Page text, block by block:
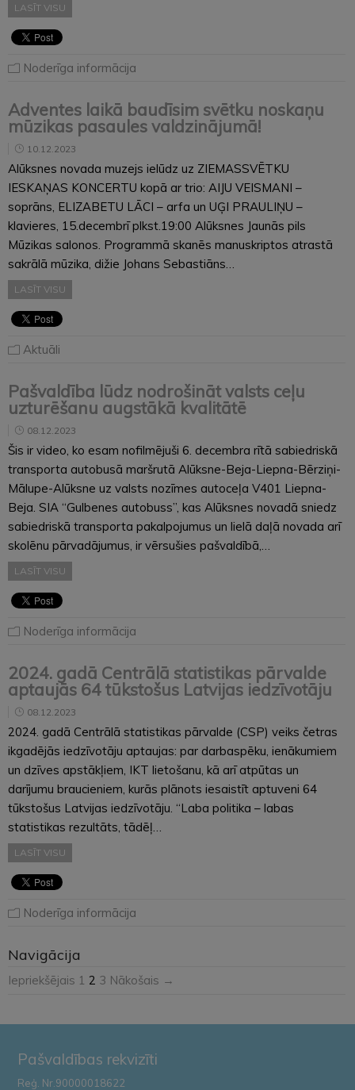
LASĪT VISU
Noderīga informācija
Adventes laikā baudīsim svētku noskaņu
mūzikas pasaules valdzinājumā!
10.12.2023
Alūksnes novada muzejs ielūdz uz ZIEMASSVĒTKU
IESKAŅAS KONCERTU kopā ar trio: AIJU VEISMANI –
soprāns, ELIZABETU LĀCI – arfa un UĢI PRAULIŅU –
klavieres, 15.decembrī plkst.19:00 Alūksnes Jaunās pils
Mūzikas salonos. Programmā skanēs manuskriptos atrastā
sakrālā mūzika, dižie Johans Sebastiāns…
LASĪT VISU
Aktuāli
Pašvaldība lūdz nodrošināt valsts ceļu
uzturēšanu augstākā kvalitātē
08.12.2023
Šis ir video, ko esam nofilmējuši 6. decembra rītā sabiedriskā
transporta autobusā maršrutā Alūksne-Beja-Liepna-Bērziņi-
Mālupe-Alūksne uz valsts nozīmes autoceļa V401 Liepna-
Beja. SIA “Gulbenes autobuss”, kas Alūksnes novadā sniedz
sabiedriskā transporta pakalpojumus un lielā daļā novada arī
skolēnu pārvadājumus, ir vērsušies pašvaldībā,…
LASĪT VISU
Noderīga informācija
2024. gadā Centrālā statistikas pārvalde
aptaujās 64 tūkstošus Latvijas iedzīvotāju
08.12.2023
2024. gadā Centrālā statistikas pārvalde (CSP) veiks četras
ikgadējās iedzīvotāju aptaujas: par darbaspēku, ienākumiem
un dzīves apstākļiem, IKT lietošanu, kā arī atpūtas un
darījumu braucieniem, kurās plānots iesaistīt aptuveni 64
tūkstošus Latvijas iedzīvotāju. “Laba politika – labas
statistikas rezultāts, tādēļ…
LASĪT VISU
Noderīga informācija
Navigācija
Iepriekšējais 1 2 3 Nākošais →
Pašvaldības rekvizīti
Reģ. Nr.90000018622